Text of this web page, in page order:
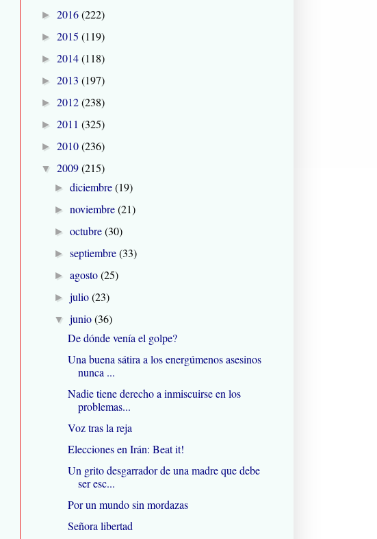
► 2016(222)
► 2015 (119)
► 2014(118)
► 2013 (197)
► 2012(238)
► 2011 (325)
► 2010(236)
▼ 2009(215)
►diciembre(19)
►noviembre(21)
►octubre(30)
►septiembre(33)
►agosto(25)
►julio(23)
▼junio(36)
De dónde venía el golpe?
Una buena sátira a los energúmenos asesinos
nunca ...
Nadie tiene derecho a inmiscuirse en los
problemas...
Voz tras la reja
Elecciones en Irán: Beat it!
Un grito desgarrador de una madre que debe
ser esc...
Por un mundo sin mordazas
Señora libertad